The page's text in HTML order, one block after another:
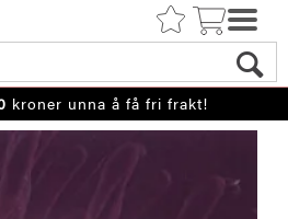
kroner unna å få fri frakt!